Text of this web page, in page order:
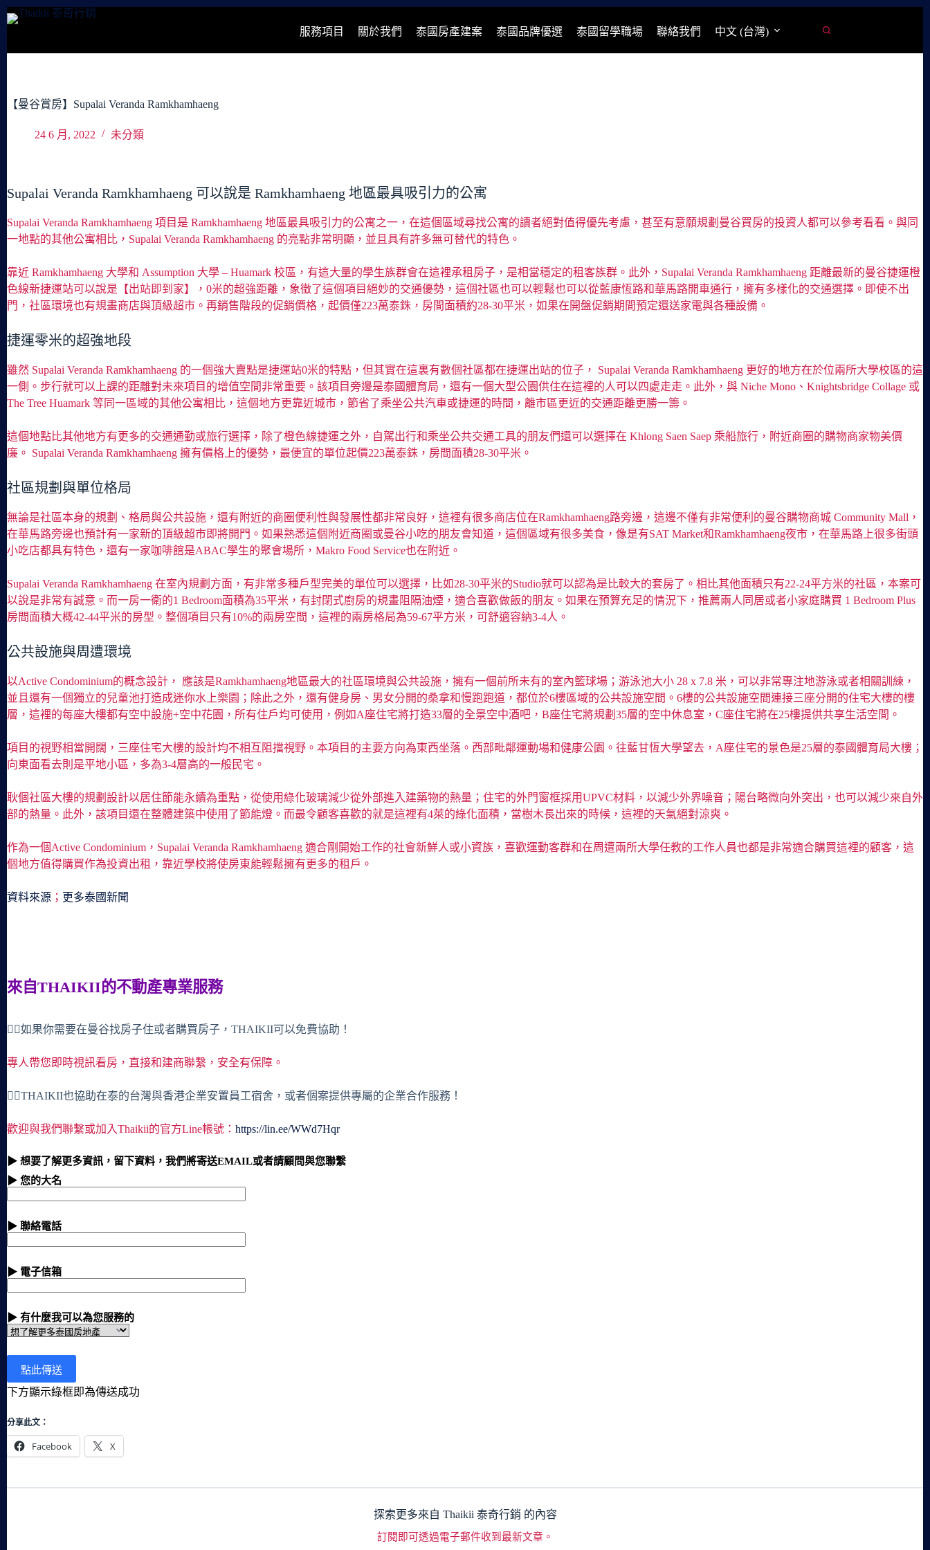
跳
容
服務項目 關於我們 泰國房產建案 泰國品牌優選 泰國留學職場 聯絡我們 中文 (台灣)
【曼谷賞房】Supalai Veranda Ramkhamhaeng
24 6 月, 2022 未分類
Supalai Veranda Ramkhamhaeng 可以說是 Ramkhamhaeng 地區最具吸引力的公寓
Supalai Veranda Ramkhamhaeng 項目是 Ramkhamhaeng 地區最具吸引力的公寓之一，在這個區域尋找公寓的讀者絕對值得優先考慮，甚至有意願規劃曼谷買房的投資人都可以參考看看。與同
一地點的其他公寓相比，Supalai Veranda Ramkhamhaeng 的亮點非常明顯，並且具有許多無可替代的特色。
靠近 Ramkhamhaeng 大學和 Assumption 大學 – Huamark 校區，有這大量的學生族群會在這裡承租房子，是相當穩定的租客族群。此外，Supalai Veranda Ramkhamhaeng 距離最新的曼谷捷運橙
色線新捷運站可以說是【出站即到家】，0米的超強距離，象徵了這個項目絕妙的交通優勢，這個社區也可以輕鬆也可以從藍康恆路和華馬路開車通行，擁有多樣化的交通選擇。即使不出
門，社區環境也有規畫商店與頂級超市。再銷售階段的促銷價格，起價僅223萬泰銖，房間面積約28-30平米，如果在開盤促銷期間預定還送家電與各種設備。
捷運零米的超強地段
雖然 Supalai Veranda Ramkhamhaeng 的一個強大賣點是捷運站0米的特點，但其實在這裏有數個社區都在捷運出站的位子， Supalai Veranda Ramkhamhaeng 更好的地方在於位兩所大學校區的這
一側。步行就可以上課的距離對未來項目的增值空間非常重要。該項目旁邊是泰國體育局，還有一個大型公園供住在這裡的人可以四處走走。此外，與 Niche Mono、Knightsbridge Collage 或
The Tree Huamark 等同一區域的其他公寓相比，這個地方更靠近城市，節省了乘坐公共汽車或捷運的時間，離市區更近的交通距離更勝一籌。
這個地點比其他地方有更多的交通通勤或旅行選擇，除了橙色線捷運之外，自駕出行和乘坐公共交通工具的朋友們還可以選擇在 Khlong Saen Saep 乘船旅行，附近商圈的購物商家物美價
廉。 Supalai Veranda Ramkhamhaeng 擁有價格上的優勢，最便宜的單位起價223萬泰銖，房間面積28-30平米。
社區規劃與單位格局
無論是社區本身的規劃、格局與公共設施，還有附近的商圈便利性與發展性都非常良好，這裡有很多商店位在Ramkhamhaeng路旁邊，這邊不僅有非常便利的曼谷購物商城 Community Mall，
在華馬路旁邊也預計有一家新的頂級超市即將開門。如果熟悉這個附近商圈或曼谷小吃的朋友會知道，這個區域有很多美食，像是有SAT Market和Ramkhamhaeng夜市，在華馬路上很多街頭
小吃店都具有特色，還有一家咖啡館是ABAC學生的聚會場所，Makro Food Service也在附近。
Supalai Veranda Ramkhamhaeng 在室內規劃方面，有非常多種戶型完美的單位可以選擇，比如28-30平米的Studio就可以認為是比較大的套房了。相比其他面積只有22-24平方米的社區，本案可
以說是非常有誠意。而一房一衛的1 Bedroom面積為35平米，有封閉式廚房的規畫阻隔油煙，適合喜歡做飯的朋友。如果在預算充足的情況下，推薦兩人同居或者小家庭購買 1 Bedroom Plus
房間面積大概42-44平米的房型。整個項目只有10%的兩房空間，這裡的兩房格局為59-67平方米，可舒適容納3-4人。
公共設施與周遭環境
以Active Condominium的概念設計， 應該是Ramkhamhaeng地區最大的社區環境與公共設施，擁有一個前所未有的室內籃球場；游泳池大小 28 x 7.8 米，可以非常專注地游泳或者相關訓練，
並且還有一個獨立的兒童池打造成迷你水上樂園；除此之外，還有健身房、男女分開的桑拿和慢跑跑道，都位於6樓區域的公共設施空間。6樓的公共設施空間連接三座分開的住宅大樓的樓
層，這裡的每座大樓都有空中設施+空中花園，所有住戶均可使用，例如A座住宅將打造33層的全景空中酒吧，B座住宅將規劃35層的空中休息室，C座住宅將在25樓提供共享生活空間。
項目的視野相當開闊，三座住宅大樓的設計均不相互阻擋視野。本項目的主要方向為東西坐落。西部毗鄰運動場和健康公園。往藍甘恆大學望去，A座住宅的景色是25層的泰國體育局大樓；
向東面看去則是平地小區，多為3-4層高的一般民宅。
耿個社區大樓的規劃設計以居住節能永續為重點，從使用綠化玻璃減少從外部進入建築物的熱量；住宅的外門窗框採用UPVC材料，以減少外界噪音；陽台略微向外突出，也可以減少來自外
部的熱量。此外，該項目還在整體建築中使用了節能燈。而最令顧客喜歡的就是這裡有4萊的綠化面積，當樹木長出來的時候，這裡的天氣絕對涼爽。
作為一個Active Condominium，Supalai Veranda Ramkhamhaeng 適合剛開始工作的社會新鮮人或小資族，喜歡運動客群和在周遭兩所大學任教的工作人員也都是非常適合購買這裡的顧客，這
個地方值得購買作為投資出租，靠近學校將使房東能輕鬆擁有更多的租戶。
資料來源 ； 更多泰國新聞
來自THAIKII的不動產專業服務
🙋‍♀️如果你需要在曼谷找房子住或者購買房子，THAIKII可以免費協助！
專人帶您即時視訊看房，直接和建商聯繫，安全有保障。
🙋‍♀️THAIKII也協助在泰的台灣與香港企業安置員工宿舍，或者個案提供專屬的企業合作服務！
歡迎與我們聯繫或加入Thaikii的官方Line帳號： https://lin.ee/WWd7Hqr
▶ 想要了解更多資訊，留下資料，我們將寄送EMAIL或者請顧問與您聯繫
▶ 您的大名
▶ 聯絡電話
▶ 電子信箱
▶ 有什麼我可以為您服務的
下方顯示綠框即為傳送成功
分享此文：
Facebook X
探索更多來自 Thaikii 泰奇行銷 的內容
訂閱即可透過電子郵件收到最新文章。